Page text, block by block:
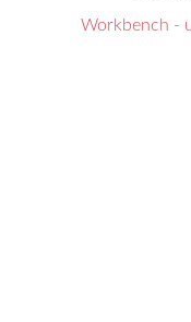
Workbench -